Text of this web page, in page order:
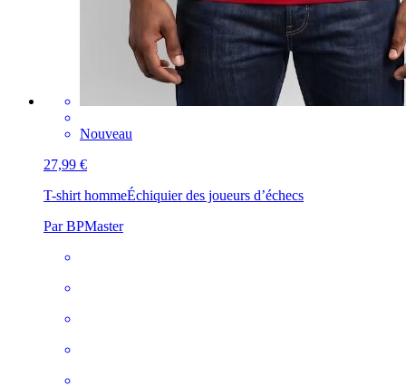
Nouveau
27,99 €
T-shirt hommeÉchiquier des joueurs d’échecs
Par BPMaster